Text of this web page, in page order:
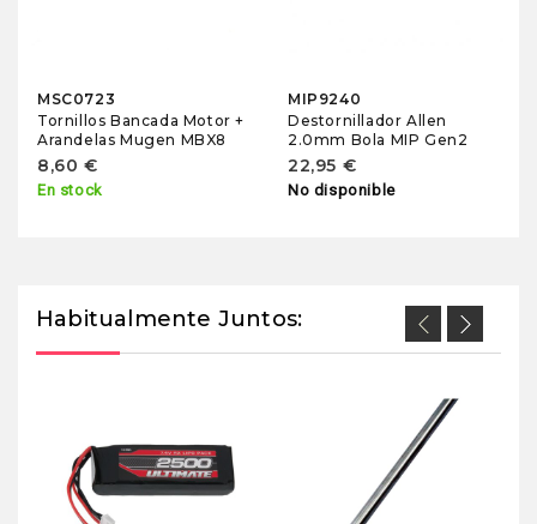
MSC0723
Tornillos Bancada Motor +
Arandelas Mugen MBX8
8,60 €
En stock
MIP9240
Destornillador Allen
2.0mm Bola MIP Gen2
22,95 €
No disponible
Habitualmente Juntos: